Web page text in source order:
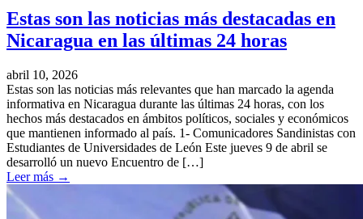
Estas son las noticias más destacadas en
Nicaragua en las últimas 24 horas
abril 10, 2026
Estas son las noticias más relevantes que han marcado la agenda
informativa en Nicaragua durante las últimas 24 horas, con los
hechos más destacados en ámbitos políticos, sociales y económicos
que mantienen informado al país. 1- Comunicadores Sandinistas con
Estudiantes de Universidades de León Este jueves 9 de abril se
desarrolló un nuevo Encuentro de […]
Leer más →